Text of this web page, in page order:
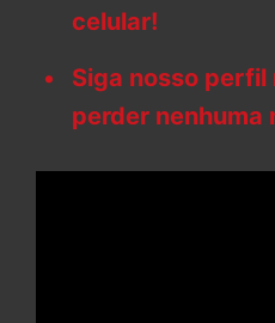
celular!
Siga nosso perfil
perder nenhuma